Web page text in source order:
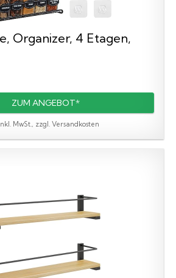
Organizer, 4 Etagen,
ZUM ANGEBOT*
MwSt., zzgl. Versandkosten